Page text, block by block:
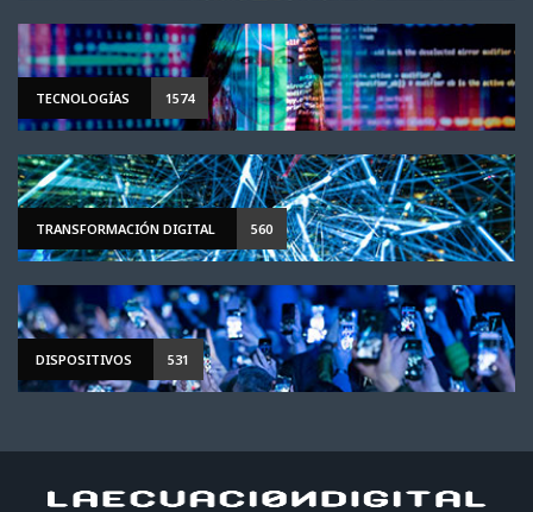
TECNOLOGÍAS 1574
TRANSFORMACIÓN DIGITAL 560
DISPOSITIVOS 531